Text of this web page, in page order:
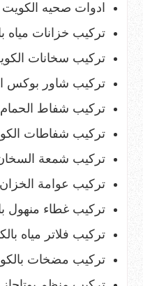
ادوات صحيه الكويت
تركيب خزانات مياه
تركيب سخانات
تركيب شاور بوكس
تركيب شفاط الحمام
تركيب شفاطات
تركيب شمعة
تركيب عوامة
تركيب غطاء منهول
تركيب فلاتر مياه
تركيب مضخات